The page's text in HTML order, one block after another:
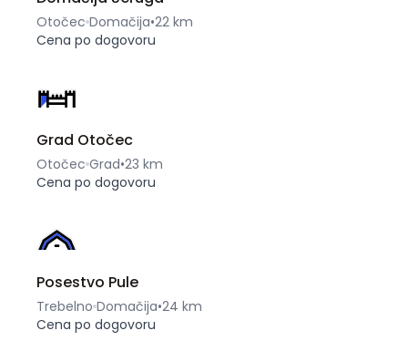
Otočec Domačija•22 km
Cena po dogovoru
Grad Otočec
Otočec Grad•23 km
Cena po dogovoru
Posestvo Pule
Trebelno Domačija•24 km
Cena po dogovoru